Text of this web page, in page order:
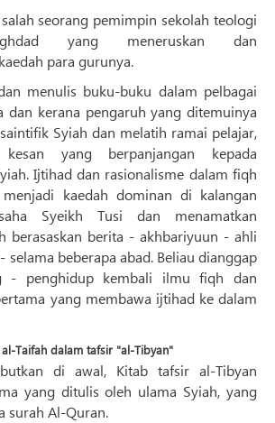
seorang pemimpin sekolah teologi
yang meneruskan dan
para gurunya.
menulis buku-buku dalam pelbagai
dan kerana pengaruh yang ditemuinya
Syiah dan melatih ramai pelajar,
yang berpanjangan kepada
Ijtihad dan rasionalisme dalam fiqh
kaedah dominan di kalangan
Syeikh Tusi dan menamatkan
berasaskan berita - akhbariyuun - ahli
selama beberapa abad. Beliau dianggap
- penghidup kembali ilmu fiqh dan
yang membawa ijtihad ke dalam
Taifah dalam tafsir "al-Tibyan"
di awal, Kitab tafsir al-Tibyan
yang ditulis oleh ulama Syiah, yang
surah Al-Quran.